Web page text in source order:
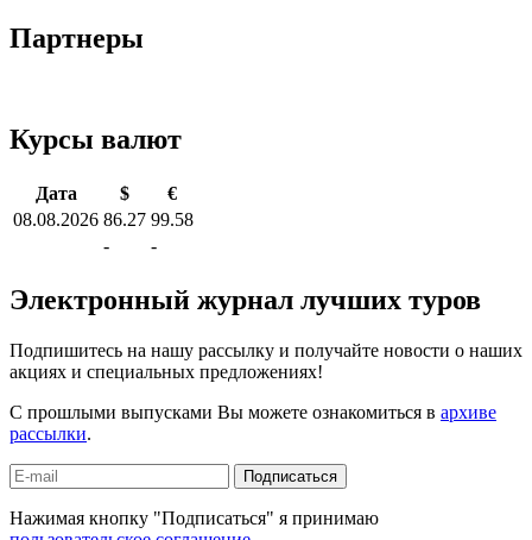
Партнеры
Курсы валют
Дата $
€
08.08.2026 86.27 99.58
-
-
Электронный журнал лучших туров
Подпишитесь на нашу рассылку и получайте новости о наших
акциях и специальных предложениях!
С прошлыми выпусками Вы можете ознакомиться в архиве
рассылки.
Подписаться
Нажимая кнопку "Подписаться" я принимаю